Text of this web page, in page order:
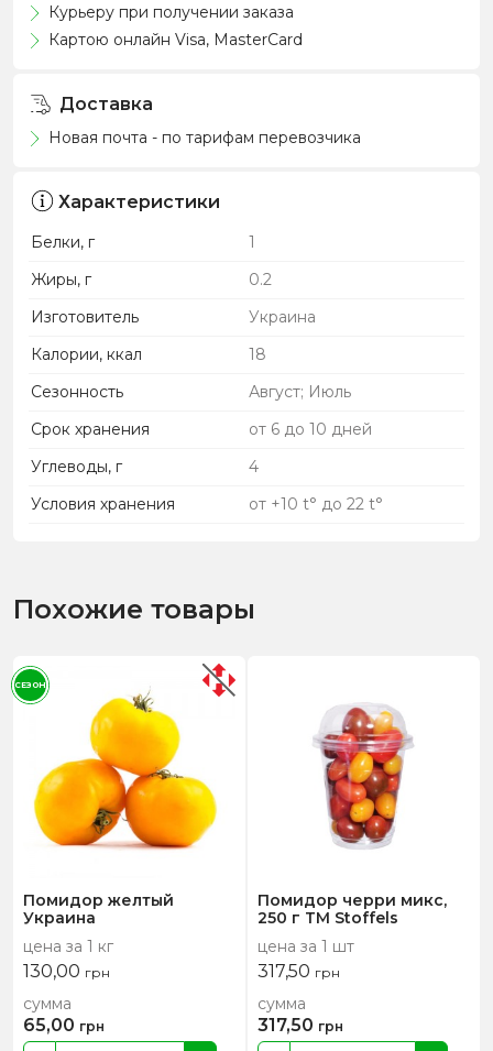
Курьеру при получении заказа
Картою онлайн Visa, MasterCard
Доставка
Новая почта - по тарифам перевозчика
Характеристики
Белки, г
1
Жиры, г
0.2
Изготовитель
Украина
Калории, ккал
18
Сезонность
Август; Июль
Срок хранения
от 6 до 10 дней
Углеводы, г
4
Условия хранения
от +10 t° до 22 t°
Похожие товары
Помидор желтый
Украина
цена за 1 кг
130,00 грн
сумма
65,00 грн
СЕЗОН
Помидор черри микс,
250 г ТМ Stoffels
цена за 1 шт
317,50 грн
сумма
317,50 грн